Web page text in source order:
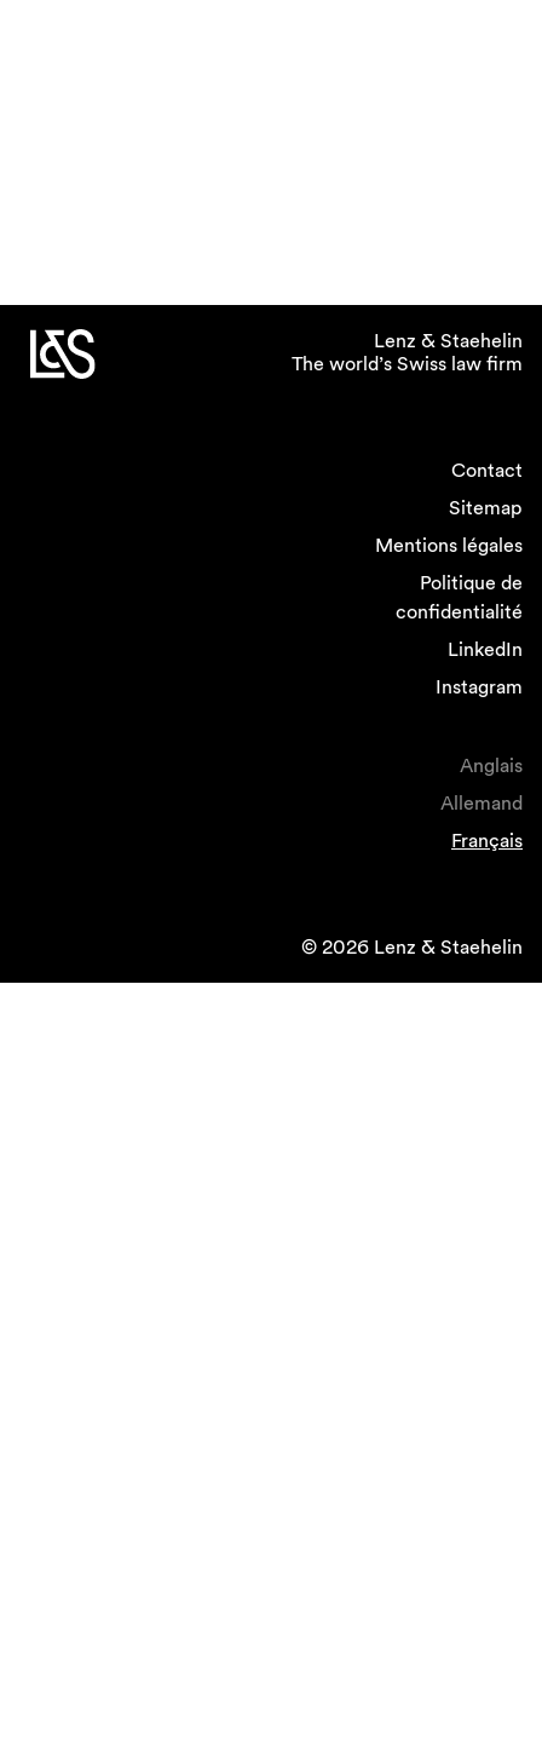
Lenz & Staehelin
The world’s Swiss law firm
Contact
Sitemap
Mentions légales
Politique de
confidentialité
LinkedIn
Instagram
Anglais
Allemand
Français
© 2026 Lenz & Staehelin